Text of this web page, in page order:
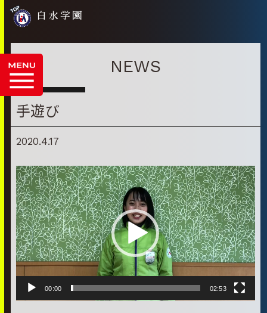
白水学園
NEWS
手遊び
2020.4.17
動
画
プ
レ
ー
ヤ
ー
00:00 02:53